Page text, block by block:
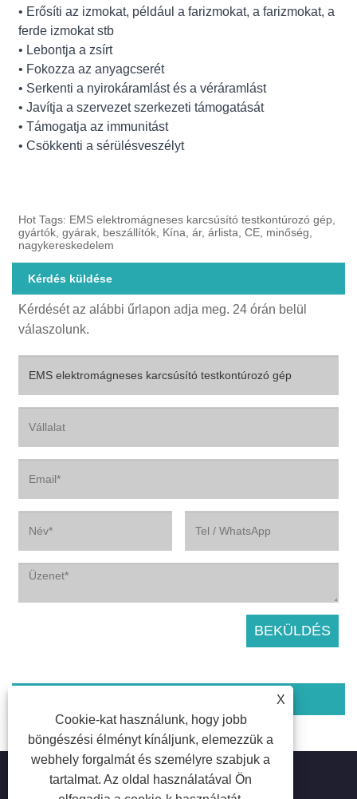
• Erősíti az izmokat, például a farizmokat, a farizmokat, a
ferde izmokat stb
• Lebontja a zsírt
• Fokozza az anyagcserét
• Serkenti a nyirokáramlást és a véráramlást
• Javítja a szervezet szerkezeti támogatását
• Támogatja az immunitást
• Csökkenti a sérülésveszélyt
Hot Tags: EMS elektromágneses karcsúsító testkontúrozó gép,
gyártók, gyárak, beszállítók, Kína, ár, árlista, CE, minőség,
nagykereskedelem
Kérdés küldése
Kérdését az alábbi űrlapon adja meg. 24 órán belül
válaszolunk.
X
Cookie-kat használunk, hogy jobb
böngészési élményt kínáljunk, elemezzük a
webhely forgalmát és személyre szabjuk a
tartalmat. Az oldal használatával Ön